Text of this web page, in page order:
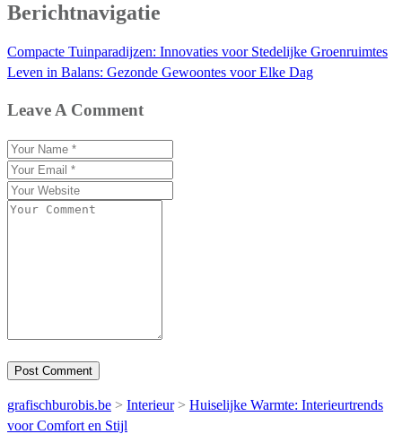
Berichtnavigatie
Compacte Tuinparadijzen: Innovaties voor Stedelijke Groenruimtes
Leven in Balans: Gezonde Gewoontes voor Elke Dag
Leave A Comment
grafischburobis.be > Interieur> Huiselijke Warmte: Interieurtrends
voor Comfort en Stijl